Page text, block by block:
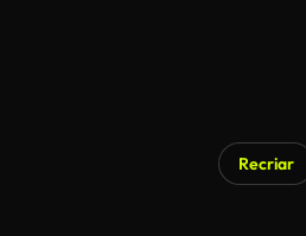
Recriar